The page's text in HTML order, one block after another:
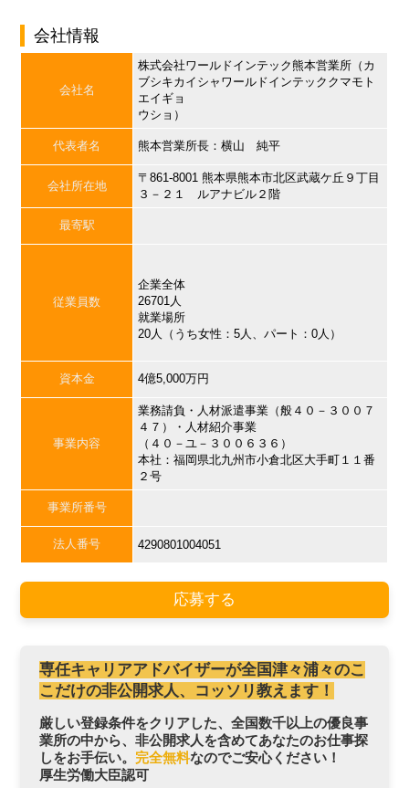
会社情報
会社名
株式会社ワールドインテック熊本営業所（カ
ブシキカイシャワールドインテッククマモト
エイギョ
ウショ）
代表者名 熊本営業所長：横山 純平
会社所在地
〒861-8001 熊本県熊本市北区武蔵ケ丘９丁目
３－２１ ルアナビル２階
最寄駅
従業員数
企業全体
26701人
就業場所
20人（うち女性：5人、パート：0人）
資本金 4億5,000万円
事業内容
業務請負・人材派遣事業（般４０－３００７
４７）・人材紹介事業
（４０－ユ－３００６３６）
本社：福岡県北九州市小倉北区大手町１１番
２号
事業所番号
法人番号 4290801004051
応募する
専任キャリアアドバイザーが全国津々浦々のこ
こだけの非公開求人、コッソリ教えます！
厳しい登録条件をクリアした、全国数千以上の優良事
業所の中から、非公開求人を含めてあなたのお仕事探
しをお手伝い。 完全無料なのでご安心ください！
厚生労働大臣認可